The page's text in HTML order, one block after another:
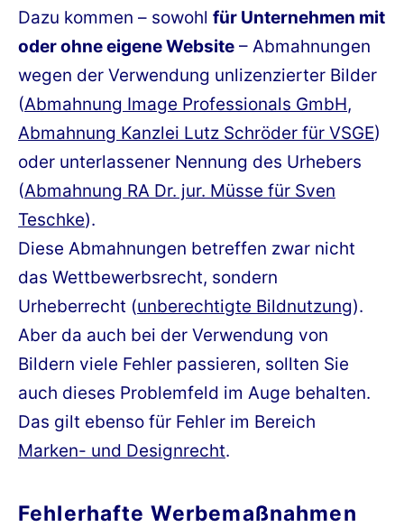
Dazu kommen – sowohl für Unternehmen mit
oder ohne eigene Website – Abmahnungen
wegen der Verwendung unlizenzierter Bilder
(Abmahnung Image Professionals GmbH,
Abmahnung Kanzlei Lutz Schröder für VSGE)
oder unterlassener Nennung des Urhebers
(Abmahnung RA Dr. jur. Müsse für Sven
Teschke).
Diese Abmahnungen betreffen zwar nicht
das Wettbewerbsrecht, sondern
Urheberrecht (unberechtigte Bildnutzung).
Aber da auch bei der Verwendung von
Bildern viele Fehler passieren, sollten Sie
auch dieses Problemfeld im Auge behalten.
Das gilt ebenso für Fehler im Bereich
Marken- und Designrecht.
Fehlerhafte Werbemaßnahmen